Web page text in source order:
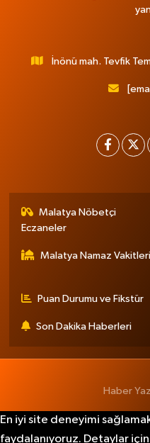
İnönü mah. Tevfik
Malatya Nöbetçi
Eczaneler
Malatya Namaz Vakitleri
Puan Durumu ve Fikstür
Son Dakika Haberleri
Haber
En iyi site deneyimi
faydalanıyoruz. Detaylar için